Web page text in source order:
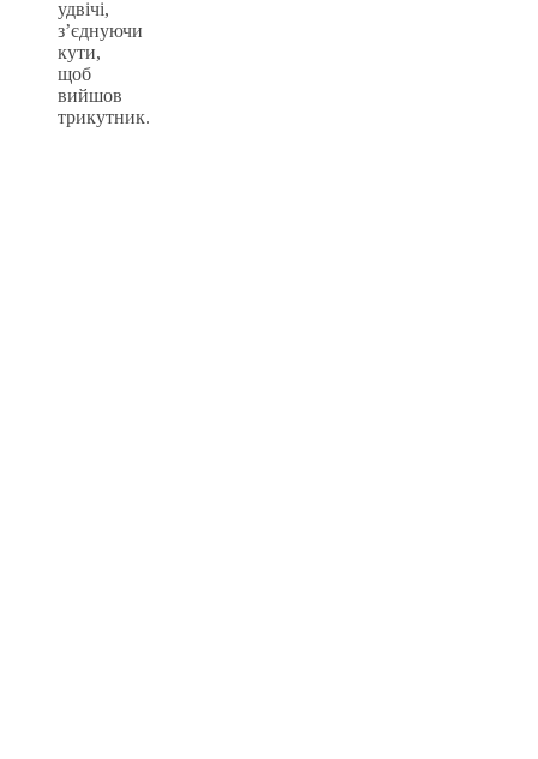
удвічі,
з’єднуючи
кути,
щоб
вийшов
трикутник.